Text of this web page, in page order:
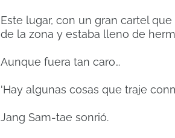
Este lugar, con un gran cartel
de la zona y estaba lleno de
Aunque fuera tan caro…
'Hay algunas cosas que traje
Jang Sam-tae sonrió.